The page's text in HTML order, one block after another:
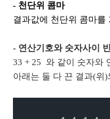
- 천단위 콤마
결과값에 천단위 콤마를
- 연산기호와 숫자사이
33 + 25 와 같이 숫자와
아래는 둘 다 끈 결과(위